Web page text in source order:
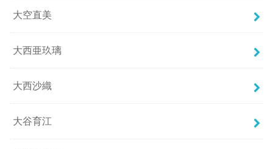
大空直美
大西亜玖璃
大西沙織
大谷育江